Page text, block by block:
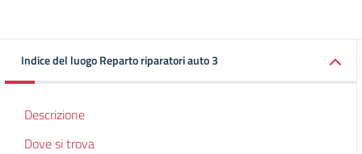
Indice del luogo Reparto riparatori auto 3
Descrizione
Dove si trova